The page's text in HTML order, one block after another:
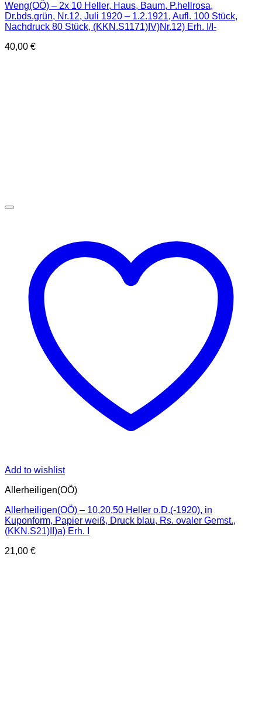
Weng(OÖ) – 2x 10 Heller, Haus, Baum, P.hellrosa,
Dr.bds.grün, Nr.12, Juli 1920 – 1.2.1921, Aufl. 100 Stück,
Nachdruck 80 Stück, (KKN.S1171)IV)Nr.12) Erh. I/I-
40,00 €
Add to wishlist
Allerheiligen(OÖ)
Allerheiligen(OÖ) – 10,20,50 Heller o.D.(-1920), in
Kuponform, Papier weiß, Druck blau, Rs. ovaler Gemst.,
(KKN.S21)II)a) Erh. I
21,00 €